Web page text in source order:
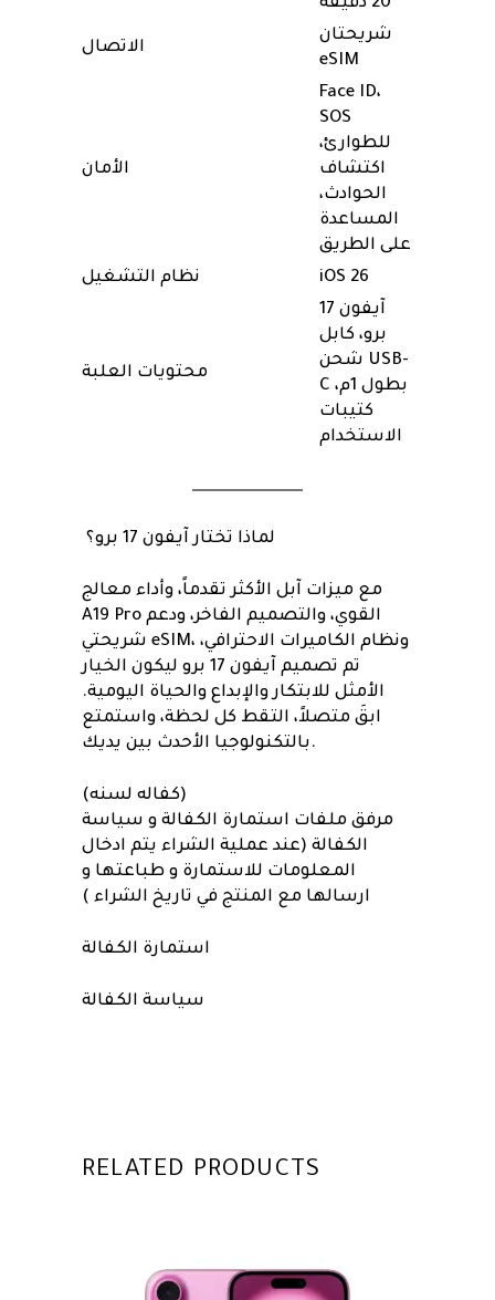
20 دقيقة
الاتصال
شريحتان
eSIM
الأمان
Face ID،
SOS
للطوارئ،
اكتشاف
الحوادث،
المساعدة
على الطريق
نظام التشغيل
iOS 26
محتويات العلبة
آيفون 17
برو، كابل
شحن USB-
C بطول 1م،
كتيبات
الاستخدام
لماذا تختار آيفون 17 برو؟
مع ميزات آبل الأكثر تقدماً، وأداء معالج
A19 Pro القوي، والتصميم الفاخر، ودعم
شريحتي eSIM، ونظام الكاميرات الاحترافي،
تم تصميم آيفون 17 برو ليكون الخيار
الأمثل للابتكار والإبداع والحياة اليومية.
ابقَ متصلاً، التقط كل لحظة، واستمتع
بالتكنولوجيا الأحدث بين يديك.
(كفاله لسنه)
مرفق ملفات استمارة الكفالة و سياسة
الكفالة (عند عملية الشراء يتم ادخال
المعلومات للاستمارة و طباعتها و
ارسالها مع المنتج في تاريخ الشراء )
استمارة الكفالة
سياسة الكفالة
RELATED PRODUCTS